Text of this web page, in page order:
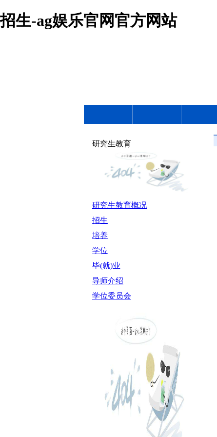
招生-ag娱乐官网官方网站
研究生教育
研究生教育概况
招生
培养
学位
毕(就)业
导师介绍
学位委员会